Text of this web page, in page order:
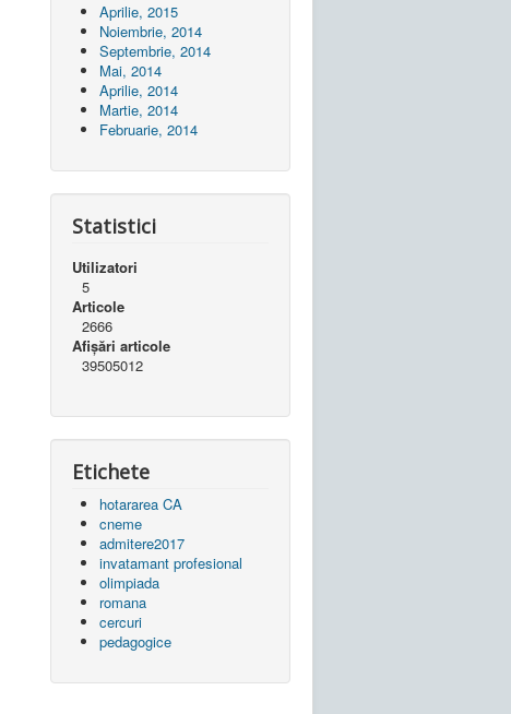
Aprilie, 2015
Noiembrie, 2014
Septembrie, 2014
Mai, 2014
Aprilie, 2014
Martie, 2014
Februarie, 2014
Statistici
Utilizatori
5
Articole
2666
Afișări articole
39505012
Etichete
hotararea CA
cneme
admitere2017
invatamant profesional
olimpiada
romana
cercuri
pedagogice